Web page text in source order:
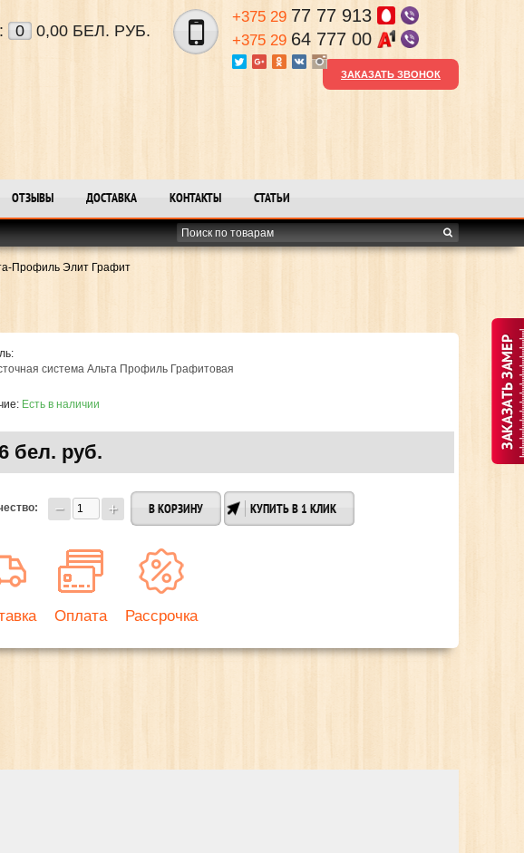
0 0,00 БЕЛ. РУБ.
+375 29 77 77 913
+375 29 64 777 00
ЗАКАЗАТЬ ЗВОНОК
ОТЗЫВЫ ДОСТАВКА КОНТАКТЫ СТАТЬИ
Профиль Элит Графит
система Альта Профиль Графитовая
Есть в наличии
бел. руб.
КУПИТЬ В 1 КЛИК
Оплата Рассрочка